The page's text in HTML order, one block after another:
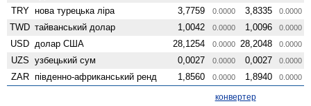
TRY нова турецька ліра 3,7759 0.0000 3,8335 0.0000
TWD тайванський долар 1,0042 0.0000 1,0096 0.0000
USD долар США 28,1254 0.0000 28,2048 0.0000
UZS узбецький сум 0,0027 0.0000 0,0027 0.0000
ZAR південно-африканський ренд 1,8560 0.0000 1,8940 0.0000
конвертер